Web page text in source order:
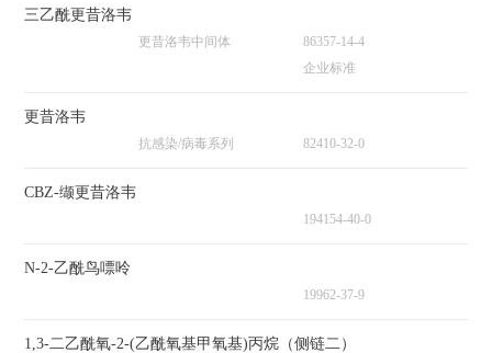
三乙酰更昔洛韦
86357-14-4
更昔洛韦中间体
企业标准
更昔洛韦
82410-32-0
抗感染/病毒系列
CBZ-缬更昔洛韦
194154-40-0
N-2-乙酰鸟嘌呤
19962-37-9
1,3-二乙酰氧-2-(乙酰氧基甲氧基)丙烷（侧链二）